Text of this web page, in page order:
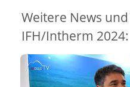
Weitere News
IFH/Intherm 2024: